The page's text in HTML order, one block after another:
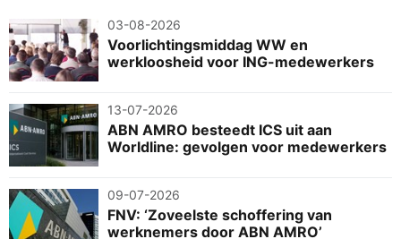
03-08-2026
Voorlichtingsmiddag WW en
werkloosheid voor ING-medewerkers
13-07-2026
ABN AMRO besteedt ICS uit aan
Worldline: gevolgen voor medewerkers
09-07-2026
FNV: ‘Zoveelste schoffering van
werknemers door ABN AMRO’